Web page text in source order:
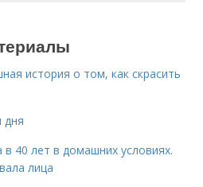
история о том, как скрасить
дня
40 лет в домашних условиях.
лица